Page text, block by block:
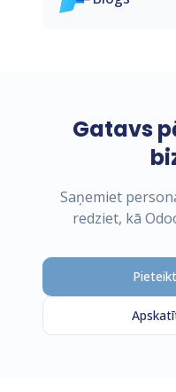
Gatavs
Saņemiet
redziet, kā